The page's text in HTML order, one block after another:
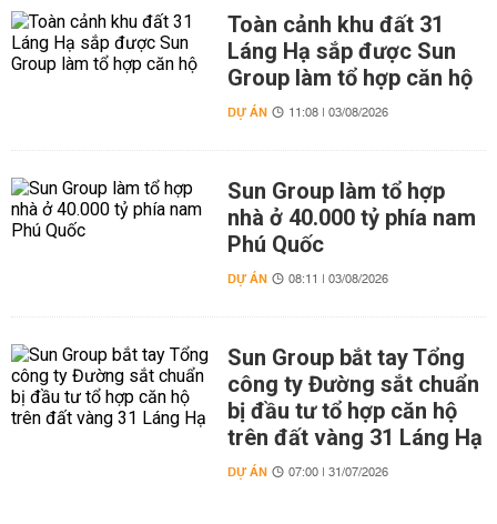
Toàn cảnh khu đất 31
Láng Hạ sắp được Sun
Group làm tổ hợp căn hộ
DỰ ÁN 11:08 | 03/08/2026
Sun Group làm tổ hợp
nhà ở 40.000 tỷ phía nam
Phú Quốc
DỰ ÁN 08:11 | 03/08/2026
Sun Group bắt tay Tổng
công ty Đường sắt chuẩn
bị đầu tư tổ hợp căn hộ
trên đất vàng 31 Láng Hạ
DỰ ÁN 07:00 | 31/07/2026